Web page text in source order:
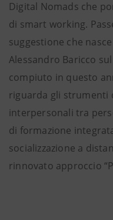
Digital Nomads che
di smart working.
suggestione che
Alessandro Baricco
compiuto in questo
riguarda gli strumenti
interpersonali tra
di formazione
socializzazione a
rinnovato approccio